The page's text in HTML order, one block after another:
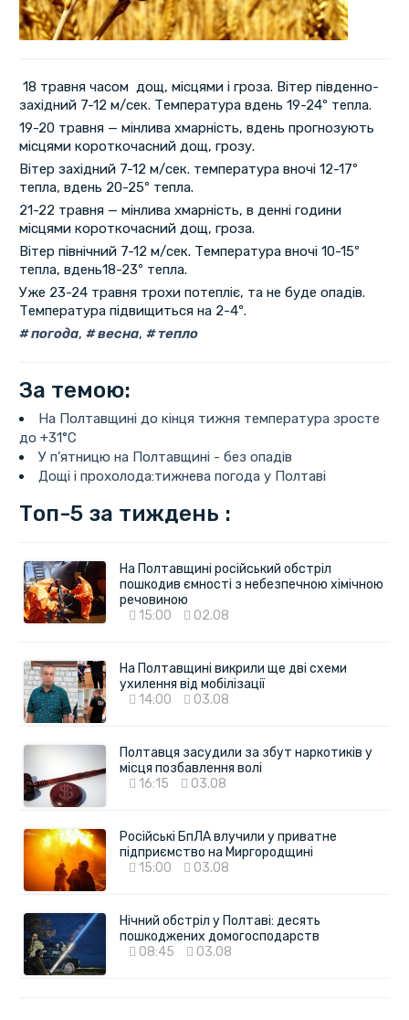
18 травня часом дощ, місцями і гроза. Вітер південно-
західний 7-12 м/сек. Температура вдень 19-24º тепла.
19-20 травня — мінлива хмарність, вдень прогнозують
місцями короткочасний дощ, грозу.
Вітер західний 7-12 м/сек. температура вночі 12-17º
тепла, вдень 20-25º тепла.
21-22 травня — мінлива хмарність, в денні години
місцями короткочасний дощ, гроза.
Вітер північний 7-12 м/сек. Температура вночі 10-15º
тепла, вдень18-23º тепла.
Уже 23-24 травня трохи потепліє, та не буде опадів.
Температура підвищиться на 2-4º.
погода, весна, тепло
За темою:
На Полтавщині до кінця тижня температура зросте
до +31°C
У п’ятницю на Полтавщині - без опадів
Дощі і прохолода:тижнева погода у Полтаві
Топ-5 за тиждень :
На Полтавщині російський обстріл
пошкодив ємності з небезпечною хімічною
речовиною
15:00
02.08
На Полтавщині викрили ще дві схеми
ухилення від мобілізації
14:00
03.08
Полтавця засудили за збут наркотиків у
місця позбавлення волі
16:15
03.08
Російські БпЛА влучили у приватне
підприємство на Миргородщині
15:00
03.08
Нічний обстріл у Полтаві: десять
пошкоджених домогосподарств
08:45
03.08